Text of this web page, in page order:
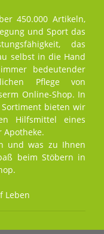
450.000 Artikeln,
und Sport das
das
selbst in die Hand
bedeutender
Pflege von
Online-Shop. In
bieten wir
Hilfsmittel eines
Apotheke.
und was zu Ihnen
beim Stöbern in
Leben